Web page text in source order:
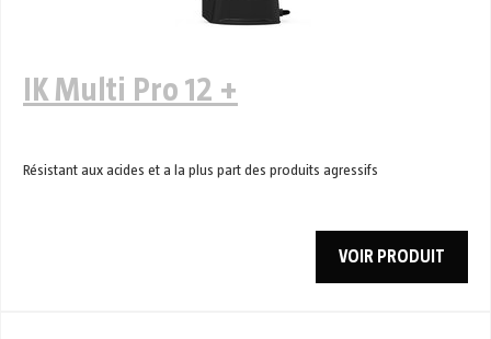
IK Multi Pro 12 +
Résistant aux acides et a la plus part des produits agressifs
VOIR PRODUIT